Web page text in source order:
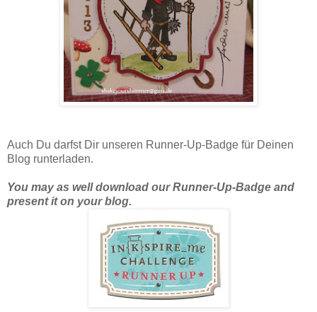
Auch Du darfst Dir unseren Runner-Up-Badge für Deinen
Blog runterladen.
You may as well download our Runner-Up-Badge and
present it on your blog.